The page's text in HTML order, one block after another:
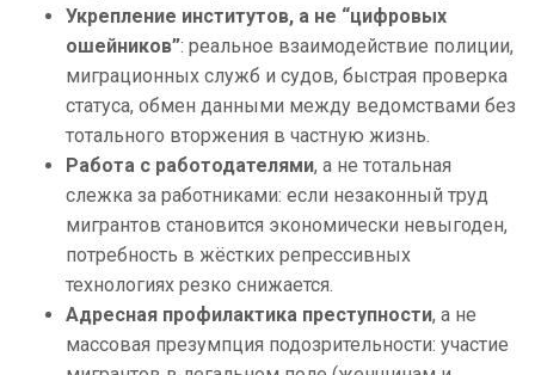
Укрепление институтов, а не “цифровых
ошейников”: реальное взаимодействие полиции,
миграционных служб и судов, быстрая проверка
статуса, обмен данными между ведомствами без
тотального вторжения в частную жизнь.
Работа с работодателями, а не тотальная
слежка за работниками: если незаконный труд
мигрантов становится экономически невыгоден,
потребность в жёстких репрессивных
технологиях резко снижается.
Адресная профилактика преступности, а не
массовая презумпция подозрительности: участие